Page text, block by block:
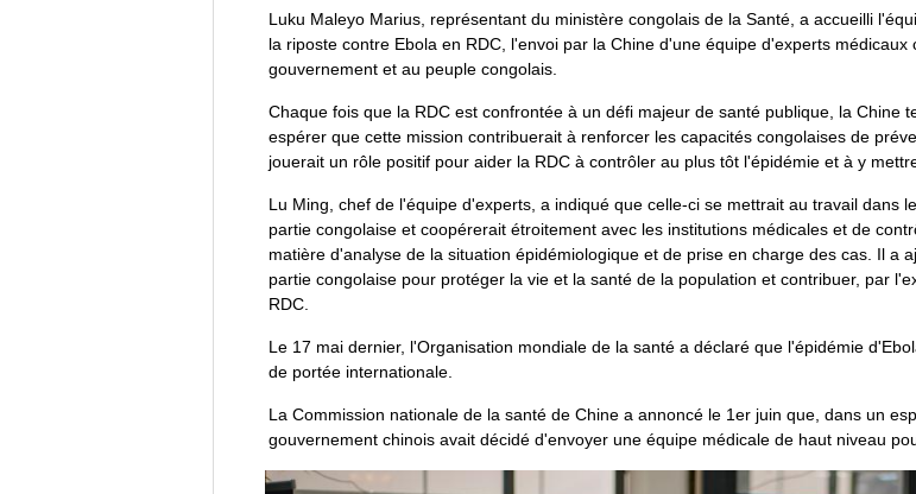
Luku Maleyo Marius, représentant du ministère congolais de la Santé, a accueilli
la riposte contre Ebola en RDC, l'envoi par la Chine d'une équipe d'experts
gouvernement et au peuple congolais.
Chaque fois que la RDC est confrontée à un défi majeur de santé publique, la Chine
espérer que cette mission contribuerait à renforcer les capacités congolaises de
jouerait un rôle positif pour aider la RDC à contrôler au plus tôt l'épidémie et à y
Lu Ming, chef de l'équipe d'experts, a indiqué que celle-ci se mettrait au travail dans
partie congolaise et coopérerait étroitement avec les institutions médicales et de
matière d'analyse de la situation épidémiologique et de prise en charge des cas. Il a
partie congolaise pour protéger la vie et la santé de la population et contribuer, par
RDC.
Le 17 mai dernier, l'Organisation mondiale de la santé a déclaré que l'épidémie
de portée internationale.
La Commission nationale de la santé de Chine a annoncé le 1er juin que, dans un
gouvernement chinois avait décidé d'envoyer une équipe médicale de haut niveau